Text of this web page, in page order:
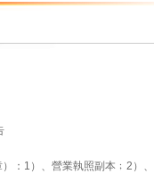
：1）、營業執照副本﹔2）